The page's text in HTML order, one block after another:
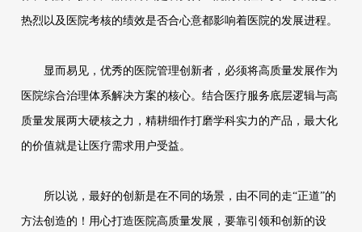
热烈以及医院考核的绩效是否合心意都影响着医院的发展进程。
显而易见，优秀的医院管理创新者，必须将高质量发展作为
医院综合治理体系解决方案的核心。结合医疗服务底层逻辑与高
质量发展两大硬核之力，精耕细作打磨学科实力的产品，最大化
的价值就是让医疗需求用户受益。
所以说，最好的创新是在不同的场景，由不同的走“正道”的
方法创造的！用心打造医院高质量发展，要靠引领和创新的设